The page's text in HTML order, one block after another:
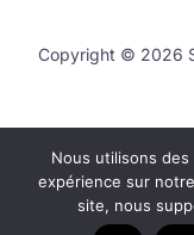
Copyright © 2026
Nous utilisons
expérience sur
site, nous